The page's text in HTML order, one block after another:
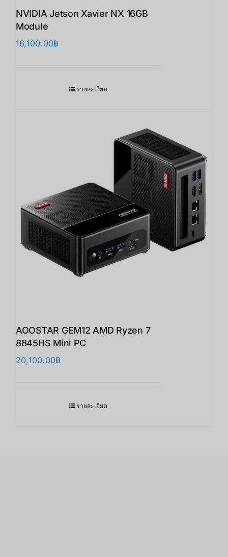
NVIDIA Jetson Xavier NX 16GB
Module
16,100.00฿
รายละเอียด
AOOSTAR GEM12 AMD Ryzen 7
8845HS Mini PC
20,100.00฿
รายละเอียด